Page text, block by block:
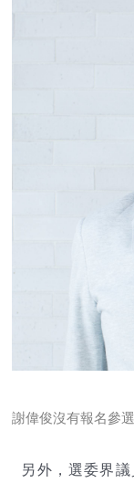
謝偉俊沒有報名參
另外，選委界